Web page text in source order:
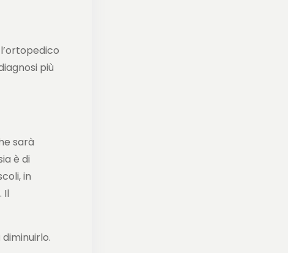
più
sarà
è di
in
Il